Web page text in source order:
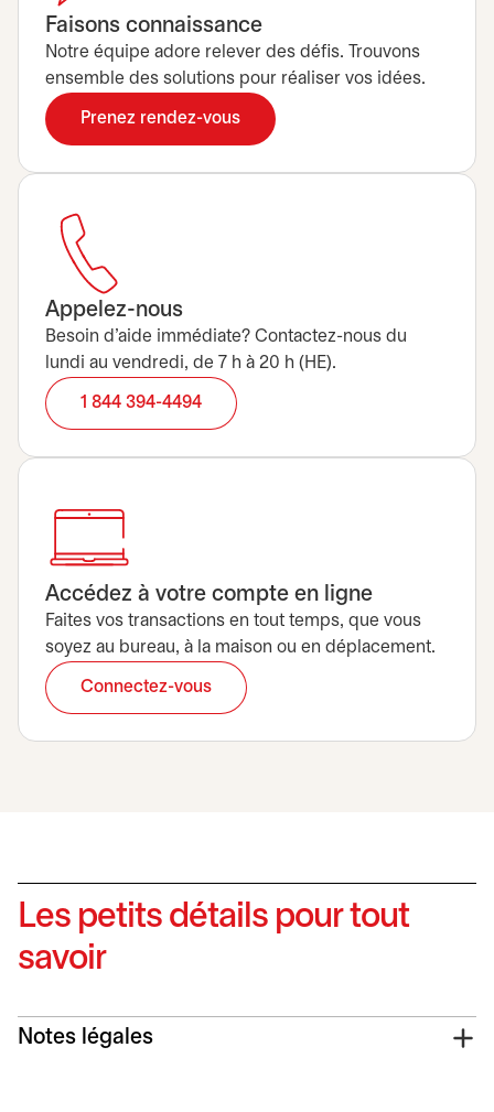
Faisons connaissance
Notre équipe adore relever des défis. Trouvons
ensemble des solutions pour réaliser vos idées.
Prenez rendez-vouss’ouvre dans un nouvel onglet
Appelez-nous
Besoin d’aide immédiate? Contactez-nous du
lundi au vendredi, de 7 h à 20 h (HE).
1 844 394-4494
Accédez à votre compte en ligne
Faites vos transactions en tout temps, que vous
soyez au bureau, à la maison ou en déplacement.
Connectez-vouss’ouvre dans un nouvel onglet
Les petits détails pour tout
savoir
Notes légales